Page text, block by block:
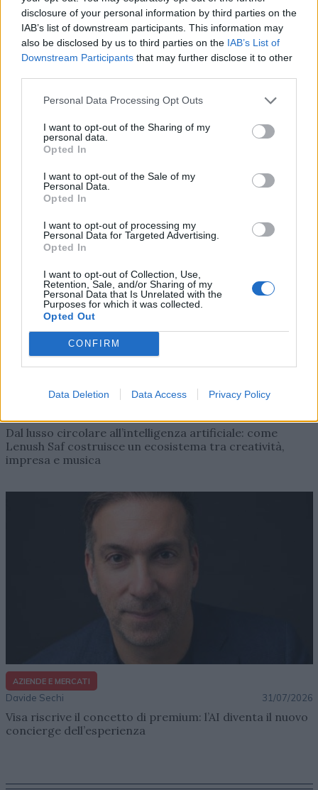
disclosure of your personal information by third parties on the
IAB’s list of downstream participants. This information may
also be disclosed by us to third parties on the IAB’s List of
Downstream Participants that may further disclose it to other
Personal Data Processing Opt Outs
I want to opt-out of the Sharing of my
personal data.
Opted In
I want to opt-out of the Sale of my
Personal Data.
Opted In
I want to opt-out of processing my
Personal Data for Targeted Advertising.
Opted In
I want to opt-out of Collection, Use,
Retention, Sale, and/or Sharing of my
Personal Data that Is Unrelated with the
Purposes for which it was collected.
Opted Out
CONFIRM
Data Deletion Data Access Privacy Policy
Altri articoli che potrebbero piacerti
AZIENDE E MERCATI
Dal lusso circolare all’intelligenza artificiale: come
Lenush Saf costruisce un ecosistema tra creatività,
impresa e musica
AZIENDE E MERCATI
Davide Sechi 31/07/2026
Visa riscrive il concetto di premium: l’AI diventa il nuovo
concierge dell’esperienza